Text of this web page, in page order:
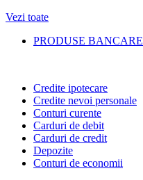
Vezi toate
PRODUSE BANCARE
Credite ipotecare
Credite nevoi personale
Conturi curente
Carduri de debit
Carduri de credit
Depozite
Conturi de economii